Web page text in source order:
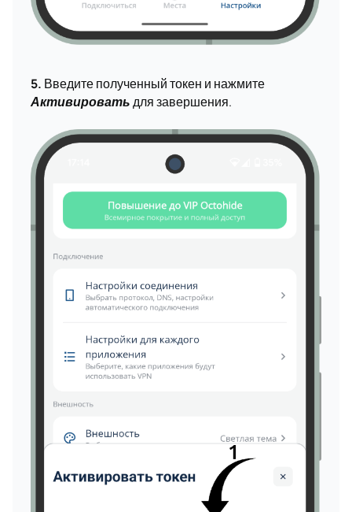
5. Введите полученный токен и нажмите
Активироватьдля завершения.